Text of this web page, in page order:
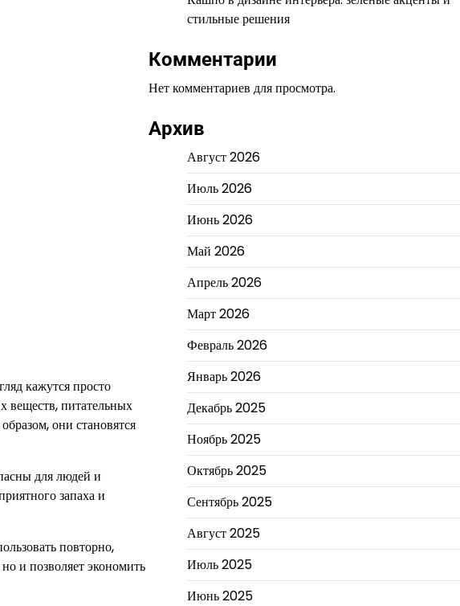
кажутся просто
веществ, питательных
они становятся
для людей и
запаха и
повторно,
и позволяет экономить
стильные решения
Комментарии
Нет комментариев для просмотра.
Архив
Август 2026
Июль 2026
Июнь 2026
Май 2026
Апрель 2026
Март 2026
Февраль 2026
Январь 2026
Декабрь 2025
Ноябрь 2025
Октябрь 2025
Сентябрь 2025
Август 2025
Июль 2025
Июнь 2025